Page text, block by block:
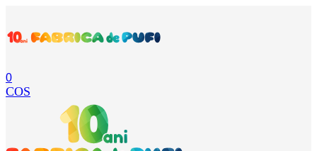
0
COS